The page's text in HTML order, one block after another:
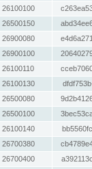
26100100
26500150
26900080
26900100
26100110
26100130
26500080
26500100
26100140
26700380
26700400